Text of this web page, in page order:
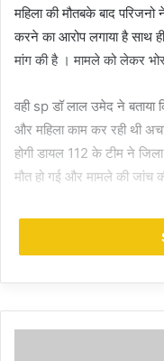
महिला की मौतबके बाद परिजनो
करने का आरोप लगाया है साथ
मांग की है । मामले को लेकर
वही sp डॉ लाल उमेद ने बताया
और महिला काम कर रही थी
होगी डायल 112 के टीम ने
मौत हो गई और मामले की जांच
Woman